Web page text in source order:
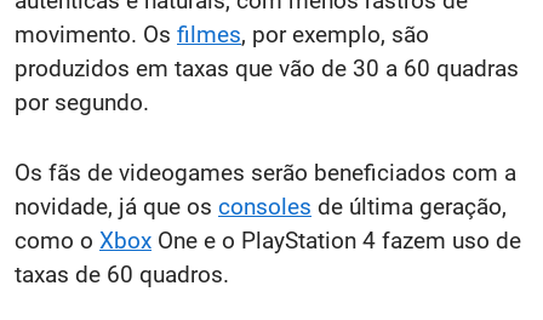
movimento. Os filmes, por exemplo, são
produzidos em taxas que vão de 30 a 60 quadras
por segundo.
Os fãs de videogames serão beneficiados com a
novidade, já que os consoles de última geração,
como o Xbox One e o PlayStation 4 fazem uso de
taxas de 60 quadros.